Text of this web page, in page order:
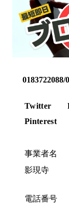
Twitter
Pinterest
事業者名
影現寺
電話番号